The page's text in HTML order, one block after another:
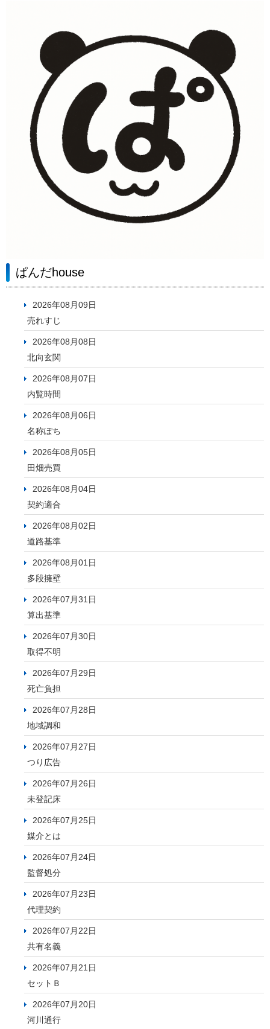
ぱんだhouse
2026年08月09日
売れすじ
2026年08月08日
北向玄関
2026年08月07日
内覧時間
2026年08月06日
名称ぽち
2026年08月05日
田畑売買
2026年08月04日
契約適合
2026年08月02日
道路基準
2026年08月01日
多段擁壁
2026年07月31日
算出基準
2026年07月30日
取得不明
2026年07月29日
死亡負担
2026年07月28日
地域調和
2026年07月27日
つり広告
2026年07月26日
未登記床
2026年07月25日
媒介とは
2026年07月24日
監督処分
2026年07月23日
代理契約
2026年07月22日
共有名義
2026年07月21日
セットＢ
2026年07月20日
河川通行